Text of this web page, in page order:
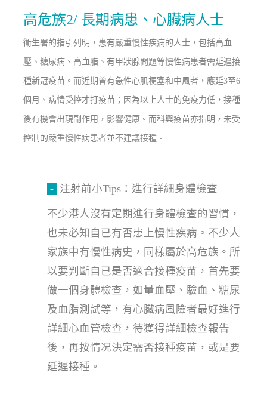
高危族2/ 長期病患、心臟病人士
衞生署的指引列明，患有嚴重慢性疾病的人士，包括高血
壓、糖尿病、高血脂、有甲狀腺問題等慢性病患者需延遲接
種新冠疫苗。而近期曾有急性心肌梗塞和中風者，應延3至6
個月、病情受控才打疫苗；因為以上人士的免疫力低，接種
後有機會出現副作用，影響健康。而科興疫苗亦指明，未受
控制的嚴重慢性病患者並不建議接種。
- 注射前小Tips：進行詳細身體檢查
不少港人沒有定期進行身體檢查的習慣，
也未必知自已有否患上慢性疾病。不少人
家族中有慢性病史，同樣屬於高危族。所
以要判斷自已是否適合接種疫苗，首先要
做一個身體檢查，如量血壓、驗血、糖尿
及血脂測試等，有心臟病風險者最好進行
詳細心血管檢查，待獲得詳細檢查報告
後，再按情况決定需否接種疫苗，或是要
延遲接種。